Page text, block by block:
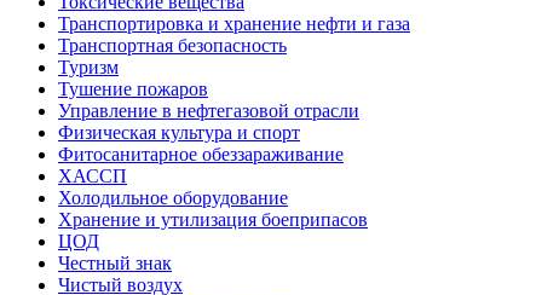
Транспортировка и хранение нефти и газа
Транспортная безопасность
Туризм
Тушение пожаров
Управление в нефтегазовой отрасли
Физическая культура и спорт
Фитосанитарное обеззараживание
ХАССП
Холодильное оборудование
Хранение и утилизация боеприпасов
ЦОД
Честный знак
Чистый воздух